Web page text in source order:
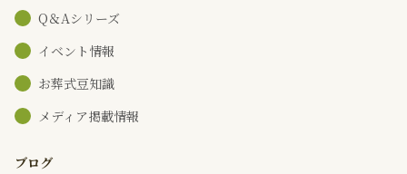
Q＆Aシリーズ
イベント情報
お葬式豆知識
メディア掲載情報
ブログ